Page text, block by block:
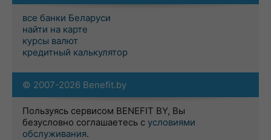
все банки Беларуси
найти на карте
курсы валют
кредитный калькулятор
© 2007-2026 Benefit.by
Пользуясь сервисом BENEFIT BY, Вы
безусловно соглашаетесь с условиями
обслуживания.